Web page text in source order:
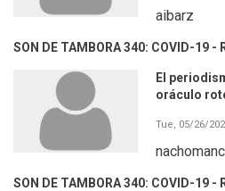
aibarz
SON DE TAMBORA 340: COVID-19
El
oráculo
Tue, 05/26/
SON DE TAMBORA 340: COVID-19